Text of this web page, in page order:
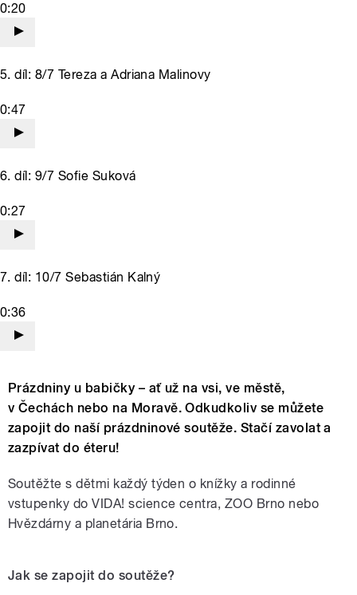
0:20
5. díl: 8/7 Tereza a Adriana Malinovy
0:47
6. díl: 9/7 Sofie Suková
0:27
7. díl: 10/7 Sebastián Kalný
0:36
Prázdniny u babičky – ať už na vsi, ve městě,
v Čechách nebo na Moravě. Odkudkoliv se můžete
zapojit do naší prázdninové soutěže. Stačí zavolat a
zazpívat do éteru!
Soutěžte s dětmi každý týden o knížky a rodinné
vstupenky do VIDA! science centra, ZOO Brno nebo
Hvězdárny a planetária Brno.
Jak se zapojit do soutěže?